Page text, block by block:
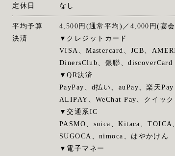
定休日
なし
平均予算
4,500円(通常平均)／4,000円(宴
決済
▼クレジットカード
VISA、Mastercard、JCB、
DinersClub、銀聯、discoverCard
▼QR決済
PayPay、d払い、auPay、楽天Pay
ALIPAY、WeChat Pay、クイック
▼交通系IC
PASMO、suica、Kitaca、TOICA
SUGOCA、nimoca、はやかけん
▼電子マネー